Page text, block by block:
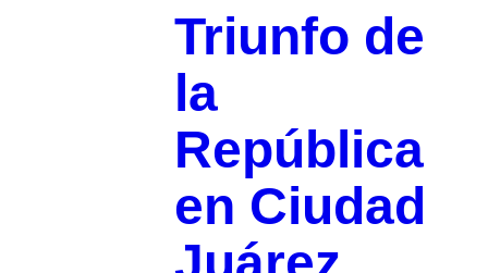
Triunfo de
la
República
en Ciudad